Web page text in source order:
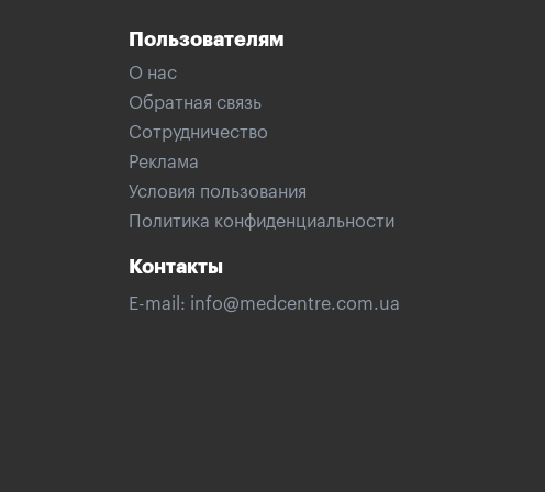
Пользователям
О нас
Обратная связь
Сотрудничество
Реклама
Условия пользования
Политика конфиденциальности
Контакты
E-mail: info@medcentre.com.ua